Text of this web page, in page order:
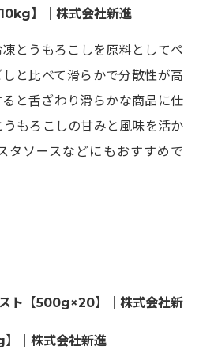
】｜株式会社新進
とうもろこしを原料としてペ
と比べて滑らかで分散性が高
と舌ざわり滑らかな商品に仕
うもろこしの甘みと風味を活か
タソースなどにもおすすめで
ト【500g×20】｜株式会社新
】｜株式会社新進